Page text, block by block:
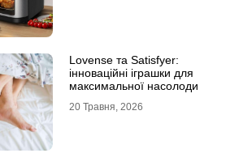
Lovense та Satisfyer:
інноваційні іграшки для
максимальної насолоди
20 Травня, 2026